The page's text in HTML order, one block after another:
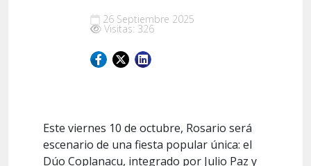
26 Septiembre 2025
Visitas: 326
Este viernes 10 de octubre, Rosario será
escenario de una fiesta popular única: el
Dúo Coplanacu, integrado por Julio Paz y